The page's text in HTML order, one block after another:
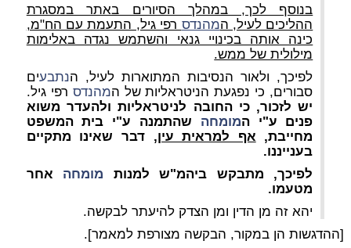
בנוסף לכך, במהלך הסיורים באתר במסגרת
ההליכים לעיל, המהנדס רפי גיל, התעמת עם הח"מ,
כינה אותה בכינויי גנאי והשתמש נגדה באלימות
מילולית של ממש.
לפיכך, ולאור הנסיבות המתוארות לעיל, הנתבעים
סבורים, כי נפגעת הניטראליות של המהנדס רפי גיל.
יש לזכור, כי החובה לניטראליות ולהעדר משוא
פנים ע"י המומחה שהתמנה ע"י בית המשפט
מחייבת, אף למראית עין, דבר שאינו מתקיים
בענייננו.
לפיכך, מתבקש ביהמ"ש למנות מומחה אחר
מטעמו.
יהא זה מן הדין ומן הצדק להיעתר לבקשה.
[ההדגשות הן במקור, הבקשה מצורפת למאמר].